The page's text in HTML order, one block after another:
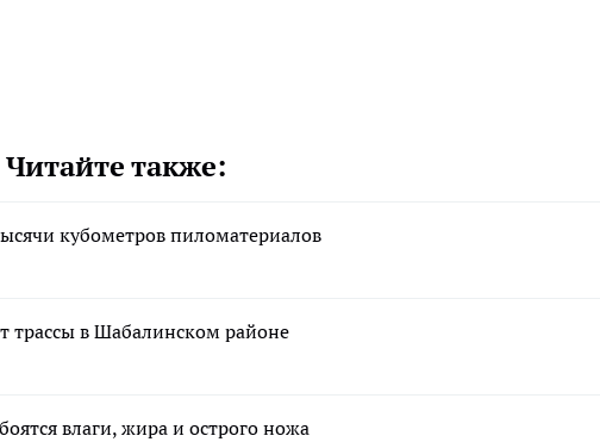
Читайте также:
кубометров пиломатериалов
трассы в Шабалинском районе
влаги, жира и острого ножа